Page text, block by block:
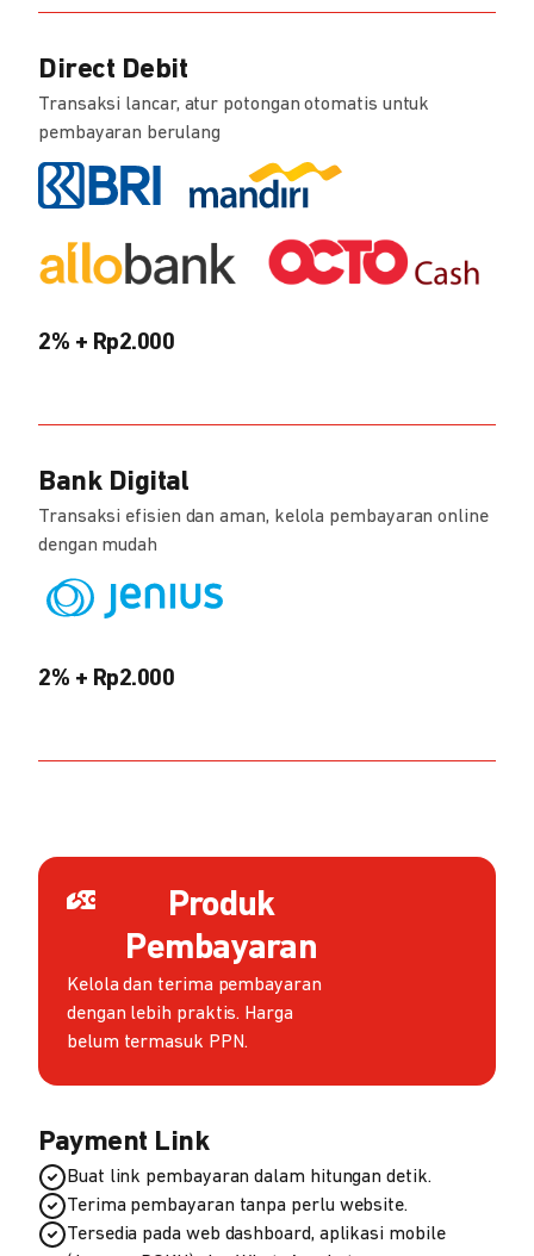
Direct Debit
Transaksi lancar, atur potongan otomatis untuk
pembayaran berulang
2% + Rp2.000
Bank Digital
Transaksi efisien dan aman, kelola pembayaran online
dengan mudah
2% + Rp2.000
Produk
Pembayaran
Kelola dan terima pembayaran
dengan lebih praktis. Harga
belum termasuk PPN.
Payment Link
Buat link pembayaran dalam hitungan detik.
Terima pembayaran tanpa perlu website.
Tersedia pada web dashboard, aplikasi mobile